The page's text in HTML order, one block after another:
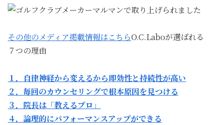
その他のメディア掲載情報はこちらO.C.Laboが選ばれる
７つの理由
１．自律神経から変えるから即効性と持続性が高い
２．毎回のカウンセリングで根本原因を見つける
３．院長は「教えるプロ」
４．論理的にパフォーマンスアップができる